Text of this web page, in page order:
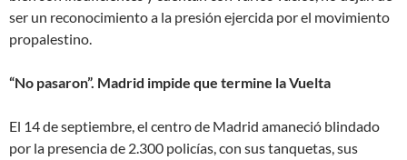
ser un reconocimiento a la presión ejercida por el movimiento
propalestino.
“No pasaron”. Madrid impide que termine la Vuelta
El 14 de septiembre, el centro de Madrid amaneció blindado
por la presencia de 2.300 policías, con sus tanquetas, sus